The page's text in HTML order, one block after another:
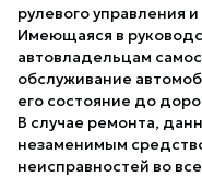
рулевого управления
Имеющаяся в
автовладельцам
обслуживание
его состояние до
В случае ремонта,
незаменимым
неисправностей во